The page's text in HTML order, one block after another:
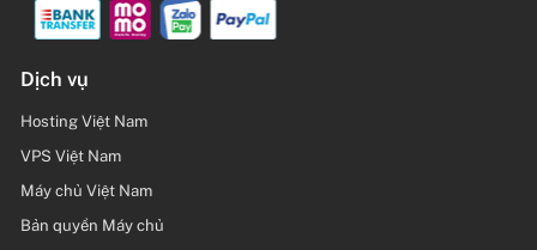
Dịch vụ
Hosting Việt Nam
VPS Việt Nam
Máy chủ Việt Nam
Bản quyền Máy chủ